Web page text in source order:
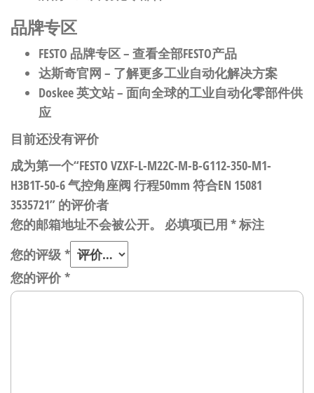
品牌专区
FESTO 品牌专区– 查看全部FESTO产品
达斯奇官网 – 了解更多工业自动化解决方案
Doskee 英文站– 面向全球的工业自动化零部件供
应
目前还没有评价
成为第一个“FESTO VZXF-L-M22C-M-B-G112-350-M1-
H3B1T-50-6 气控角座阀 行程50mm 符合EN 15081
3535721” 的评价者
您的邮箱地址不会被公开。
必填项已用 *标注
您的评级 *
您的评价*